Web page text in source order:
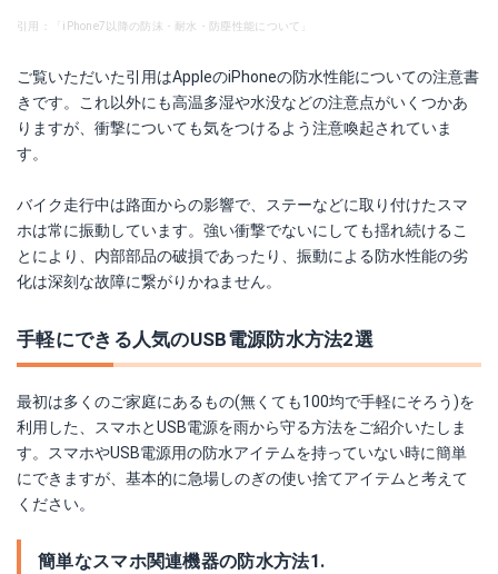
引用：「iPhone7以降の防沫・耐水・防塵性能について」
ご覧いただいた引用はAppleのiPhoneの防水性能についての注意書
きです。これ以外にも高温多湿や水没などの注意点がいくつかあ
りますが、衝撃についても気をつけるよう注意喚起されていま
す。
バイク走行中は路面からの影響で、ステーなどに取り付けたスマ
ホは常に振動しています。強い衝撃でないにしても揺れ続けるこ
とにより、内部部品の破損であったり、振動による防水性能の劣
化は深刻な故障に繋がりかねません。
手軽にできる人気のUSB電源防水方法2選
最初は多くのご家庭にあるもの(無くても100均で手軽にそろう)を
利用した、スマホとUSB電源を雨から守る方法をご紹介いたしま
す。スマホやUSB電源用の防水アイテムを持っていない時に簡単
にできますが、基本的に急場しのぎの使い捨てアイテムと考えて
ください。
簡単なスマホ関連機器の防水方法1.